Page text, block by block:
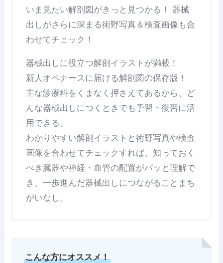
いま見たい解剖図がきっと見つかる！ 器械
出しがさらに深まる術野写真＆検査画像も合
わせてチェック！
器械出しに役立つ解剖イラストが満載！
新人オペナースに届ける解剖図の保存版！
主な診療科をくまなく押さえてあるから、ど
んな器械出しにつくときでも予習・復習に活
用できる。
わかりやすい解剖イラストと術野写真や検査
画像を合わせてチェックすれば、知っておく
べき臓器や神経・血管の配置がパッと理解で
き、一歩進んだ器械出しにつながることまち
がいなし。
こんな方にオススメ！